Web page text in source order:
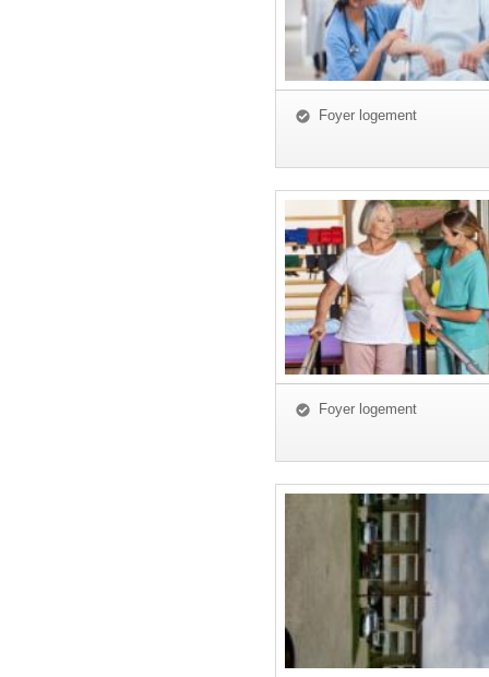
Foyer logement
Foyer logement